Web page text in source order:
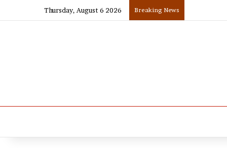
Thursday, August 6 2026 Breaking News